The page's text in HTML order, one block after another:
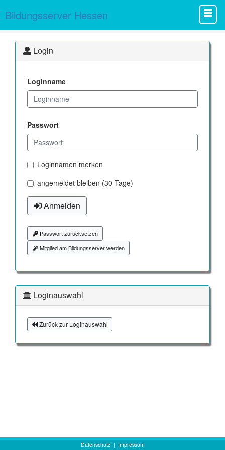
Bildungsserver Hessen
Login
Loginname
Passwort
Loginnamen merken
angemeldet bleiben (30 Tage)
Anmelden
Passwort zurücksetzen
Mitglied am Bildungsserver werden
Loginauswahl
Zurück zur Loginauswahl
Datenschutz| Impressum